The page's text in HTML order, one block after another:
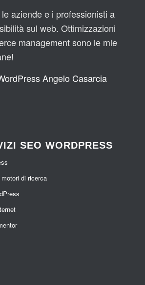
aziende e i professionisti a
sul web. Ottimizzazioni
management sono le mie
Angelo Casarcia
SEO WORDPRESS
di ricerca